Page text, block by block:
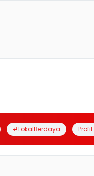
#LokalBerdaya